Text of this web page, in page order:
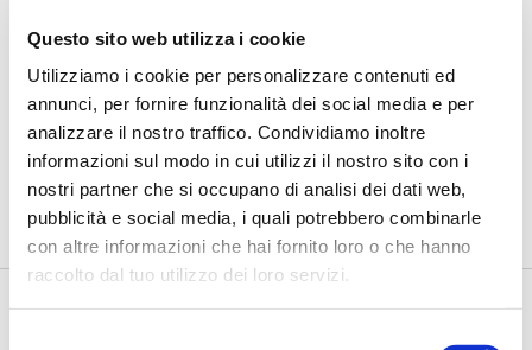
Questo sito web utilizza i cookie
Utilizziamo i cookie per personalizzare contenuti ed
annunci, per fornire funzionalità dei social media e per
analizzare il nostro traffico. Condividiamo inoltre
informazioni sul modo in cui utilizzi il nostro sito con i
nostri partner che si occupano di analisi dei dati web,
pubblicità e social media, i quali potrebbero combinarle
con altre informazioni che hai fornito loro o che hanno
raccolto dal tuo utilizzo dei loro servizi.
Salvatori (Crédit Agricole Italia):
“Inclusione e rispetto, asset
strategici per la crescita”
di Flavio Padovan, Maddalena Libertini -Nella sessione plenaria
di apertura di D&I in Finance 2025, intitolata “La forza del ...